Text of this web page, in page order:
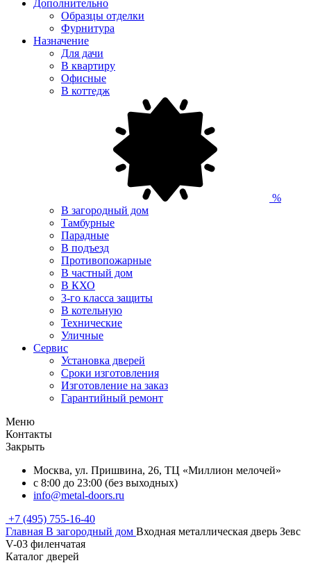
Дополнительно
Образцы отделки
Фурнитура
Назначение
Для дачи
В квартиру
Офисные
В коттедж
%
В загородный дом
Тамбурные
Парадные
В подъезд
Противопожарные
В частный дом
В КХО
3-го класса защиты
В котельную
Технические
Уличные
Сервис
Установка дверей
Сроки изготовления
Изготовление на заказ
Гарантийный ремонт
Меню
Контакты
Закрыть
Москва, ул. Пришвина, 26, ТЦ «Миллион мелочей»
с 8:00 до 23:00 (без выходных)
info@metal-doors.ru
+7 (495) 755-16-40
Главная В загородный дом Входная металлическая дверь Зевс
V-03 филенчатая
Каталог дверей